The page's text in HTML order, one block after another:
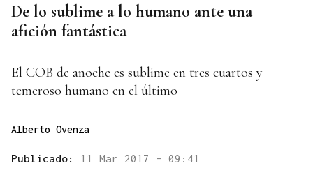
De lo sublime a lo humano ante una
afición fantástica
El COB de anoche es sublime en tres cuartos y
temeroso humano en el último
Alberto Ovenza
Publicado: 11 Mar 2017 - 09:41